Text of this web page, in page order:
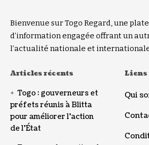
Bienvenue sur Togo Regard, une
d’information engagée offrant un
l’actualité nationale et
Articles récents
Togo : gouverneurs et
préfets réunis à Blitta
pour améliorer l’action
de l’État
Qui